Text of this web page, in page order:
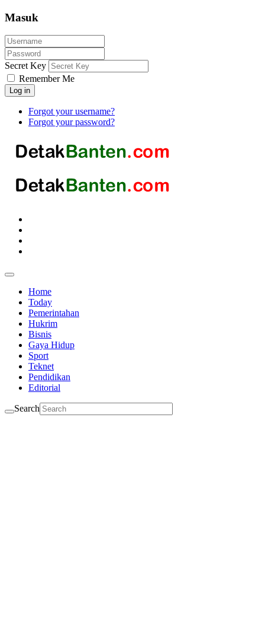
Masuk
Secret Key
Remember Me
Log in
Forgot your username?
Forgot your password?
Home
Today
Pemerintahan
Hukrim
Bisnis
Gaya Hidup
Sport
Teknet
Pendidikan
Editorial
Search